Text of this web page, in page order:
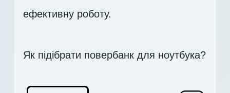
ефективну роботу.
Як підібрати повербанк для ноутбука?